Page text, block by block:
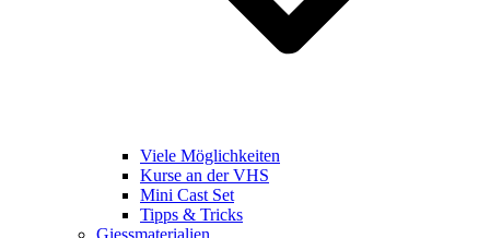
Viele Möglichkeiten
Kurse an der VHS
Mini Cast Set
Tipps & Tricks
Giessmaterialien